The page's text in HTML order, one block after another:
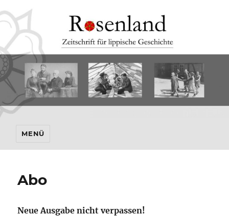
MENÜ
Abo
Neue Ausgabe nicht verpassen!